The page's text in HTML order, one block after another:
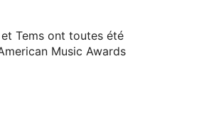
Tems ont toutes été
Music Awards